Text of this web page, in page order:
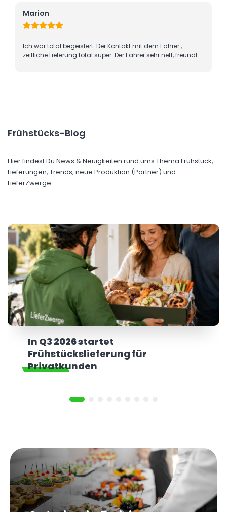
mit dem Fahrer ,
Fahrer sehr nett, freundl...
Für meine Kollegen und Kolleginnen
Weihnachtsfrühstück, was ich über
Frühstücks-Blog
Hier findest Du News & Neuigkeiten rund ums Thema Frühstück,
Lieferungen, Trends, neue Produktion (Partner) und
LieferZwerge.
In Q3 2026 startet
Frühstückslieferung für
Privatkunden